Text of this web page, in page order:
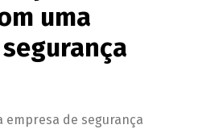
uma
empresa de segurança